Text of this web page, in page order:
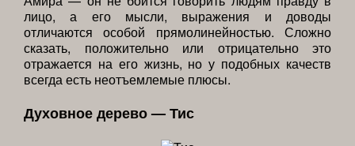
лицо, а его мысли, выражения и доводы
отличаются особой прямолинейностью. Сложно
сказать, положительно или отрицательно это
отражается на его жизнь, но у подобных качеств
всегда есть неотъемлемые плюсы.
Духовное дерево — Тис